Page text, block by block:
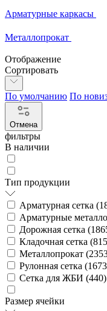
Арматурные каркасы
Металлопрокат
Отображение
Сортировать
По умолчанию По
Отмена
фильтры
В наличии
Тип продукции
Арматурная сетка (
Арматурные
Дорожная сетка (
Кладочная сетка (
Металлопрокат (
Рулонная сетка (1673
Сетка для ЖБИ (440)
Размер ячейки